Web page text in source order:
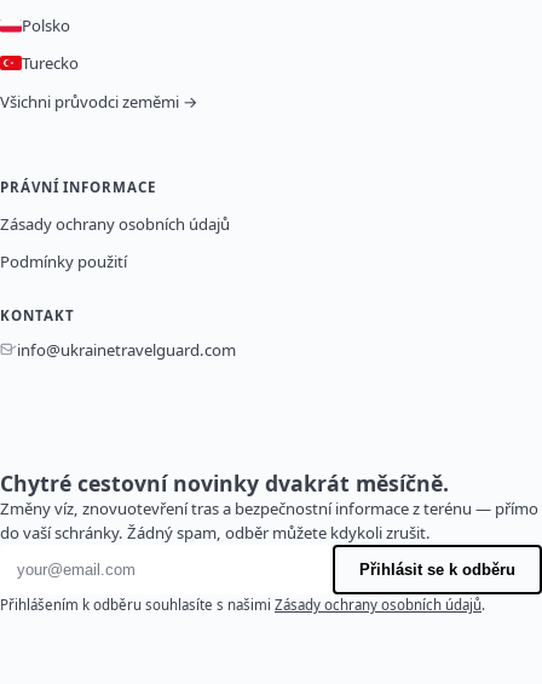
Polsko
Turecko
Všichni průvodci zeměmi →
PRÁVNÍ INFORMACE
Zásady ochrany osobních údajů
Podmínky použití
KONTAKT
info@ukrainetravelguard.com
Chytré cestovní novinky dvakrát měsíčně.
Změny víz, znovuotevření tras a bezpečnostní informace z terénu — přímo
do vaší schránky. Žádný spam, odběr můžete kdykoli zrušit.
E-mailová adresa
Přihlásit se k odběru
Přihlášením k odběru souhlasíte s našimi Zásady ochrany osobních údajů.